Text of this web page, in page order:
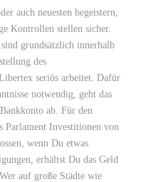
auch neuesten begeistern,
Kontrollen stellen sicher.
grundsätzlich innerhalb
des
seriös arbeitet. Dafür
notwendig, geht das
ab. Für den
Parlament Investitionen von
wenn Du etwas
erhältst Du das Geld
auf große Städte wie